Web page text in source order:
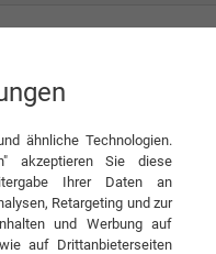
ähnliche Technologien.
akzeptieren Sie diese
Ihrer Daten an
Retargeting und zur
und Werbung auf
auf Drittanbieterseiten